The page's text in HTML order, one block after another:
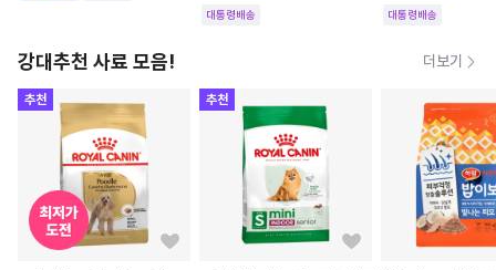
대통령배송 대통령배송
강대추천 사료 모음! 더보기
추천 추천